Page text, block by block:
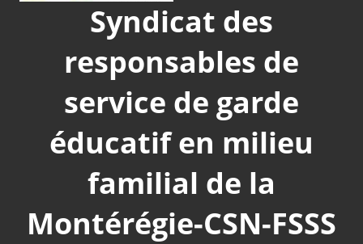
Syndicat des
responsables de
service de garde
éducatif en milieu
familial de la
Montérégie-CSN-FSSS